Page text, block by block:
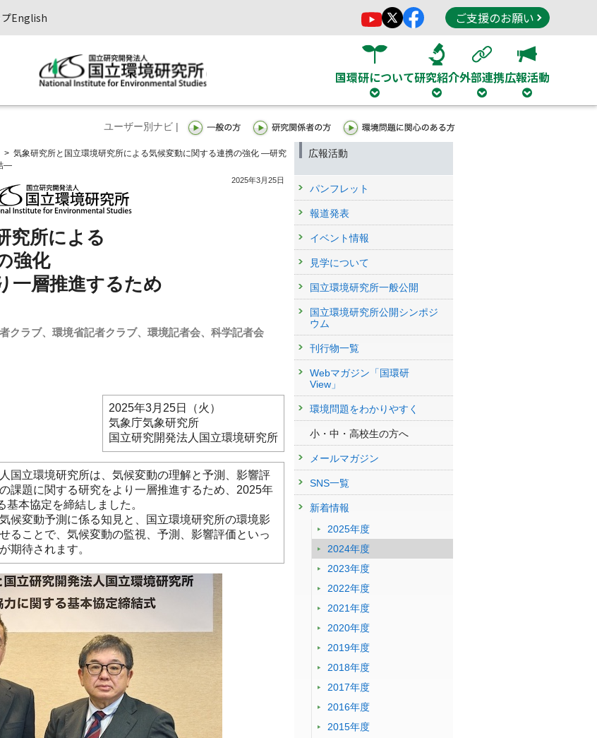
English ご支援のお願い
国環研について研究紹介外部連携広報活動
ユーザー別ナビ |
> 気象研究所と国立環境研究所による気候変動に関する連携の強化 —研究
—
2025年3月25日
究所による
強化
一層推進するため
クラブ、環境省記者クラブ、環境記者会、科学記者会
2025年3月25日（火）
気象庁気象研究所
国立研究開発法人国立環境研究所
国立環境研究所は、気候変動の理解と予測、影響評
課題に関する研究をより一層推進するため、2025年
本協定を締結しました。
候変動予測に係る知見と、国立環境研究所の環境影
ることで、気候変動の監視、予測、影響評価といっ
期待されます。
広報活動
パンフレット
報道発表
イベント情報
見学について
国立環境研究所一般公開
国立環境研究所公開シンポジ
ウム
刊行物一覧
Webマガジン「国環研
View」
環境問題をわかりやすく
小・中・高校生の方へ
メールマガジン
SNS一覧
新着情報
2025年度
2024年度
2023年度
2022年度
2021年度
2020年度
2019年度
2018年度
2017年度
2016年度
2015年度